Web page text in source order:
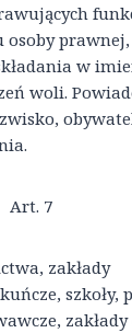
osoby prawnej,
w
woli.
Art. 7
zakłady
szkoły,